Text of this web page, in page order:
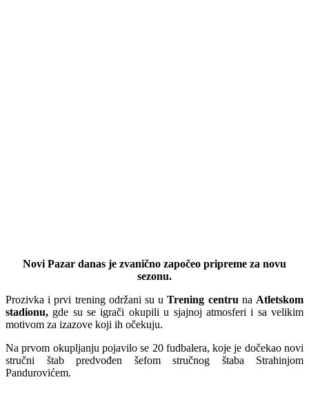
Novi Pazar danas je zvanično započeo pripreme za novu
sezonu.
Prozivka i prvi trening održani su uTrening centru na Atletskom
stadionu, gde su se igrači okupili u sjajnoj atmosferi i sa velikim
motivom za izazove koji ih očekuju.
Na prvom okupljanju pojavilo se 20 fudbalera, koje je dočekao novi
stručni štab predvođen šefom stručnog štaba Strahinjom
Pandurovićem.